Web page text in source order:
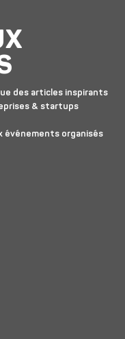
des articles inspirants
& startups
événements organisés